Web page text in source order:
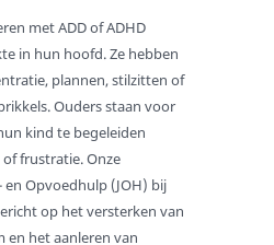
met ADD of ADHD
in hun hoofd. Ze hebben
plannen, stilzitten of
Ouders staan voor
kind te begeleiden
frustratie. Onze
en Opvoedhulp (JOH) bij
op het versterken van
en het aanleren van
gedrag
kinderen